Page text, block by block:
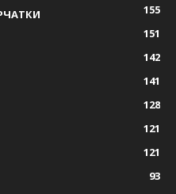
155
151
142
141
128
121
121
93